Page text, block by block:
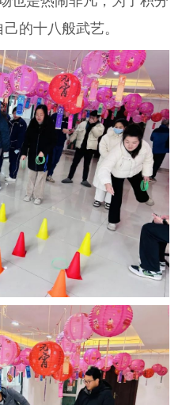
的十八般武艺。